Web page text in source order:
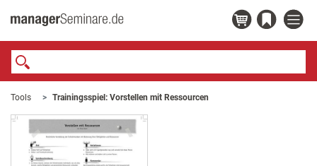
Tools Trainingsspiel: Vorstellen mit Ressourcen